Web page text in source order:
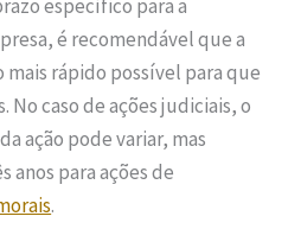
específico para a
é recomendável que a
mais rápido possível para que
No caso de ações judiciais, o
da ação pode variar, mas
anos para ações de
.